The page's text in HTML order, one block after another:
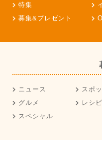
特集
募集&プレゼント
ニュース スポ
グルメ
レシピ
スペシャル